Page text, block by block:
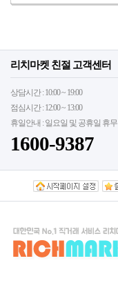
리치마켓 친절 고객센터
상담시간 : 10:00 ~ 19:00
점심시간 : 12:00 ~ 13:00
휴일안내 : 일요일 및 공휴일 휴무
1600-9387